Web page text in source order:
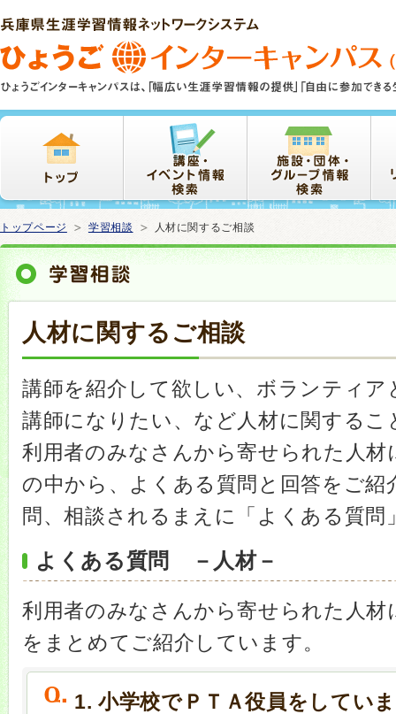
文
ま
で
ス
キ
トップページ 学習相談 人材に関するご相談
人材に関するご相談
講師を紹介して欲しい、ボランティア
講師になりたい、など人材に関するこ
利用者のみなさんから寄せられた人材
の中から、よくある質問と回答をご紹
問、相談されるまえに「よくある質
よくある質問 －人材－
利用者のみなさんから寄せられた人材
をまとめてご紹介しています。
1. 小学校でＰＴＡ役員をしてい